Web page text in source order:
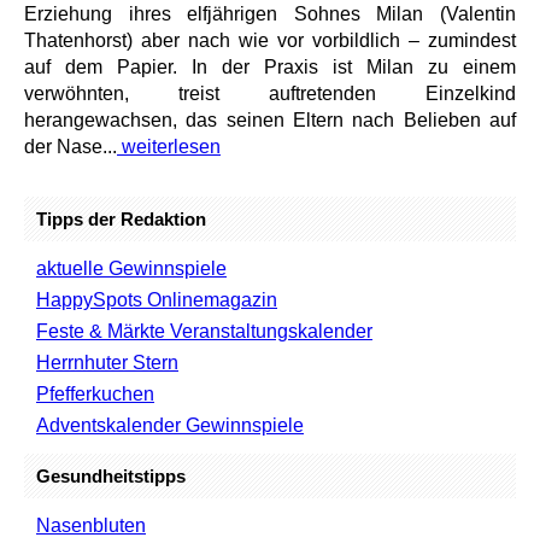
Erziehung ihres elfjährigen Sohnes Milan (Valentin
Thatenhorst) aber nach wie vor vorbildlich – zumindest
auf dem Papier. In der Praxis ist Milan zu einem
verwöhnten, treist auftretenden Einzelkind
herangewachsen, das seinen Eltern nach Belieben auf
der Nase... weiterlesen
Tipps der Redaktion
aktuelle Gewinnspiele
HappySpots Onlinemagazin
Feste & Märkte Veranstaltungskalender
Herrnhuter Stern
Pfefferkuchen
Adventskalender Gewinnspiele
Gesundheitstipps
Nasenbluten